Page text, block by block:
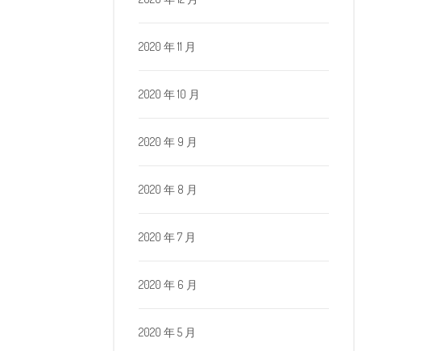
2020 年 11 月
2020 年 10 月
2020 年 9 月
2020 年 8 月
2020 年 7 月
2020 年 6 月
2020 年 5 月